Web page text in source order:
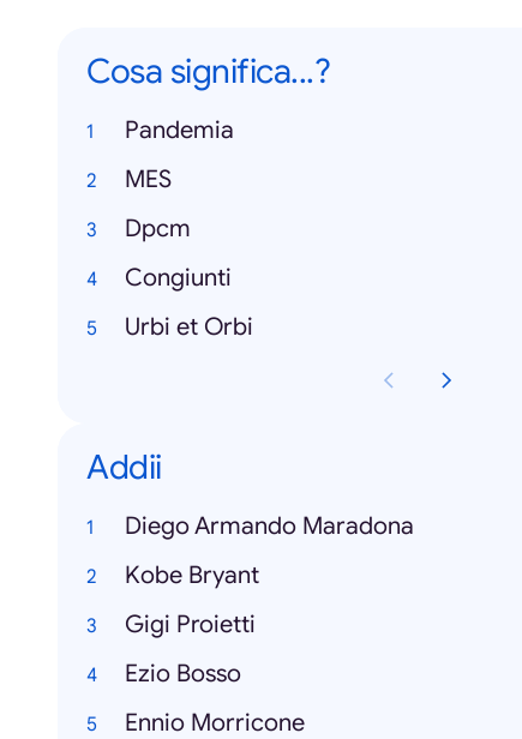
Cosa significa...?
Pandemia
MES
Dpcm
Congiunti
Urbi et Orbi
Addii
Diego Armando Maradona
Kobe Bryant
Gigi Proietti
Ezio Bosso
Ennio Morricone